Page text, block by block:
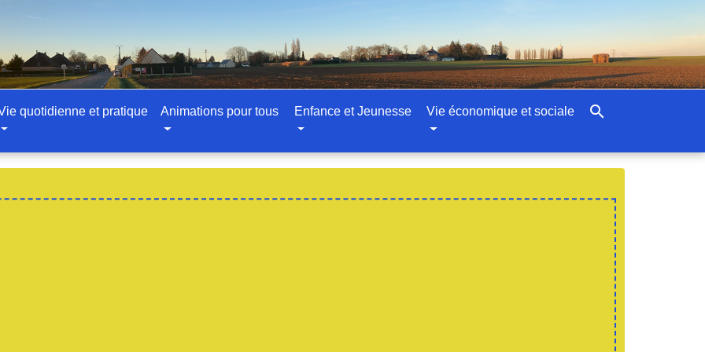
quotidienne et pratique Animations pour tous Enfance et Jeunesse Vie économique et sociale search